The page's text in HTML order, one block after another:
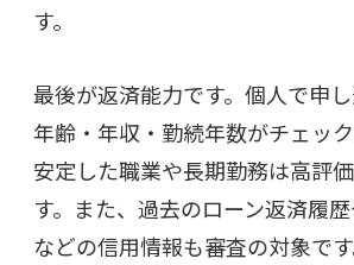
す。
最後が返済能力です。個人で申し
年齢・年収・勤続年数がチェッ
安定した職業や長期勤務は高評
す。また、過去のローン返済履
などの信用情報も審査の対象です